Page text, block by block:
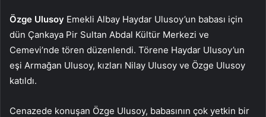
Özge Ulusoy Emekli Albay Haydar Ulusoy’un babası için
dün Çankaya Pir Sultan Abdal Kültür Merkezi ve
Cemevi’nde tören düzenlendi. Törene Haydar Ulusoy’un
eşi Armağan Ulusoy, kızları Nilay Ulusoy ve Özge Ulusoy
katıldı.
Cenazede konuşan Özge Ulusoy, babasının çok yetkin bir